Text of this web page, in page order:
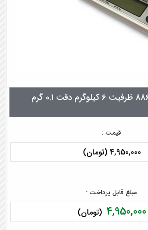
قیمت :
4,950,000 (تومان)
مبلغ قابل پرداخت :
4,950,000 (تومان)